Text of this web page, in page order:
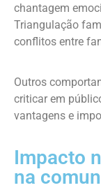
chantagem
Triangulação
conflitos entre
Outros
criticar em
vantagens e
Impacto
na